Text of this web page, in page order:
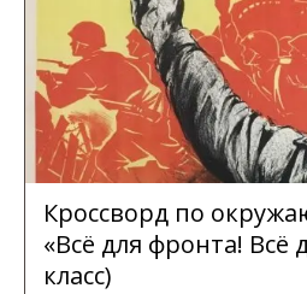
Кроссворд по
«Всё для фронта! Всё
класс)